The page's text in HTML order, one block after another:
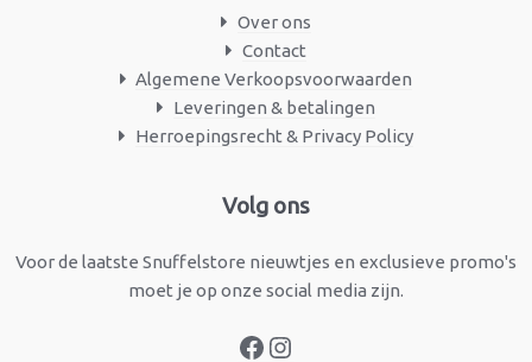
Over ons
Contact
Algemene Verkoopsvoorwaarden
Leveringen & betalingen
Herroepingsrecht & Privacy Policy
Volg ons
Voor de laatste Snuffelstore nieuwtjes en exclusieve promo's
moet je op onze social media zijn.
Facebook